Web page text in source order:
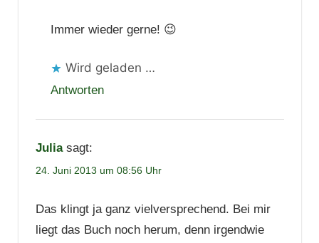
Immer wieder gerne! 😉
Wird geladen …
Antworten
Julia sagt:
24. Juni 2013 um 08:56 Uhr
Das klingt ja ganz vielversprechend. Bei mir
liegt das Buch noch herum, denn irgendwie